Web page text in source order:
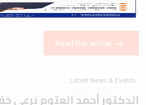
2 August 2026
1 min read
Read the article
Latest News & Events
الدكتور أحمد العتوم يَرعى